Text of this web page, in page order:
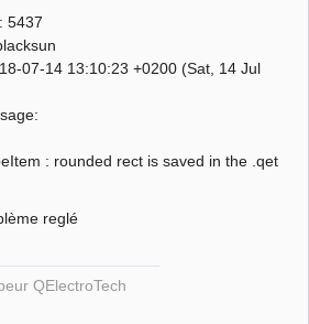
5437
07-14 13:10:23 +0200 (Sat, 14 Jul
: rounded rect is saved in the .qet
reglé
QElectroTech